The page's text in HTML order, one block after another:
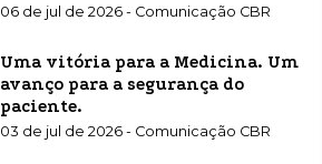
06 de jul de 2026 - Comunicação CBR
Uma vitória para a Medicina. Um
avanço para a segurança do
paciente.
03 de jul de 2026 - Comunicação CBR